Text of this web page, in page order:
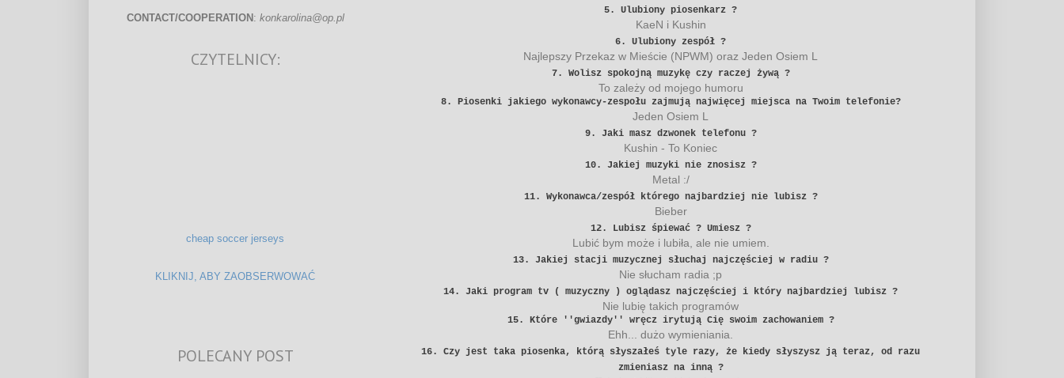
5. Ulubiony piosenkarz ?
KaeN i Kushin
6. Ulubiony zespół ?
Najlepszy Przekaz w Mieście (NPWM) oraz Jeden Osiem L
7. Wolisz spokojną muzykę czy raczej żywą ?
To zależy od mojego humoru
8. Piosenki jakiego wykonawcy-zespołu zajmują najwięcej miejsca na Twoim telefonie?
Jeden Osiem L
9. Jaki masz dzwonek telefonu ?
Kushin - To Koniec
10. Jakiej muzyki nie znosisz ?
Metal :/
11. Wykonawca/zespół którego najbardziej nie lubisz ?
Bieber
12. Lubisz śpiewać ? Umiesz ?
Lubić bym może i lubiła, ale nie umiem.
13. Jakiej stacji muzycznej słuchaj najczęściej w radiu ?
Nie słucham radia ;p
14. Jaki program tv ( muzyczny ) oglądasz najczęściej i który najbardziej lubisz ?
Nie lubię takich programów
15. Które ''gwiazdy'' wręcz irytują Cię swoim zachowaniem ?
Ehh... dużo wymieniania.
16. Czy jest taka piosenka, którą słyszałeś tyle razy, że kiedy słyszysz ją teraz, od razu
zmieniasz na inną ?
CONTACT/COOPERATION : konkarolina@op.pl
CZYTELNICY:
cheap soccer jerseys
KLIKNIJ, ABY ZAOBSERWOWAĆ
POLECANY POST